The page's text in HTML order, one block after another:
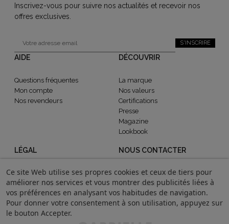
Inscrivez-vous pour suivre nos actualités et recevoir nos
offres exclusives.
S'INSCRIRE
AIDE
Questions fréquentes
Mon compte
Nos revendeurs
DÉCOUVRIR
La marque
Nos valeurs
Certifications
Presse
Magazine
Lookbook
LÉGAL
CGV
Mentions légales
Confidentialité
NOUS CONTACTER
contact@gabrielle-paris.com
Showroom : 52 Rue
Montmartre, 75002 Paris
Ce site Web utilise ses propres cookies et ceux de tiers pour
améliorer nos services et vous montrer des publicités liées à
vos préférences en analysant vos habitudes de navigation.
Pour donner votre consentement à son utilisation, appuyez sur
le bouton Accepter.